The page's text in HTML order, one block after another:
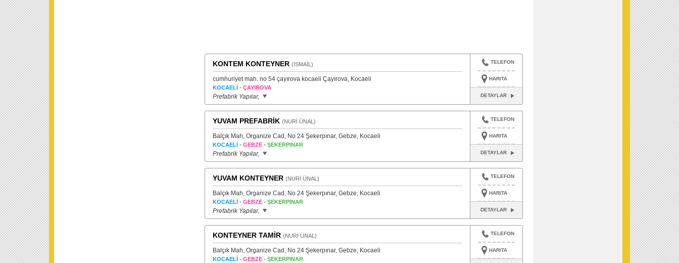
KONTEM KONTEYNER (İSMAİL)
cumhuriyet mah. no 54 çayırova kocaeli Çayırova, Kocaeli
KOCAELİ- ÇAYIROVA
Prefabrik Yapılar,
TELEFON
HARITA
DETAYLAR
YUVAM PREFABRİK (NURİ ÜNAL)
Balçık Mah, Organize Cad, No 24 Şekerpınar, Gebze, Kocaeli
KOCAELİ- GEBZE- ŞEKERPINAR
Prefabrik Yapılar,
TELEFON
HARITA
DETAYLAR
YUVAM KONTEYNER (NURİ ÜNAL)
Balçık Mah, Organize Cad, No 24 Şekerpınar, Gebze, Kocaeli
KOCAELİ- GEBZE- ŞEKERPINAR
Prefabrik Yapılar,
TELEFON
HARITA
DETAYLAR
KONTEYNER TAMİR (NURİ ÜNAL)
Balçık Mah, Organize Cad, No 24 Şekerpınar, Gebze, Kocaeli
KOCAELİ- GEBZE- ŞEKERPINAR
TELEFON
HARITA